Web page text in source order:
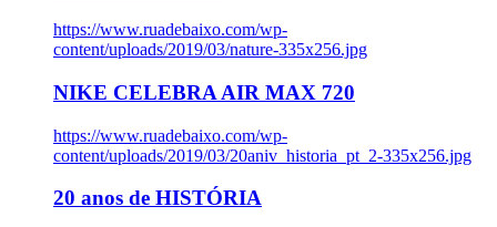
https://www.ruadebaixo.com/wp-
content/uploads/2019/03/nature-335x256.jpg
NIKE CELEBRA AIR MAX 720
https://www.ruadebaixo.com/wp-
content/uploads/2019/03/20aniv_historia_pt_2-335x256.jpg
20 anos de HISTÓRIA